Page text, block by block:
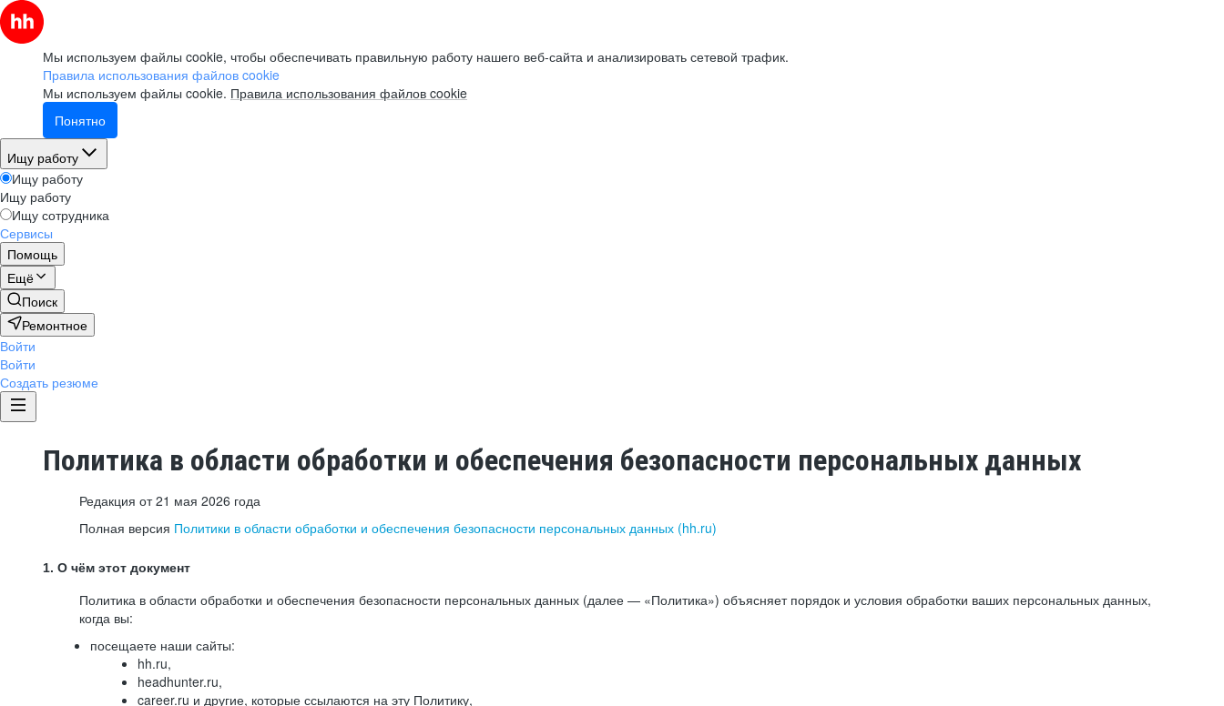
Мы используем файлы cookie, чтобы обеспечивать правильную работу нашего веб-сайта и анализировать сетевой трафик.
Правила использования файлов cookie
Мы используем файлы cookie. Правила использования файлов cookie
Понятно
Ищу работу
Ищу работу
Ищу работу
Ищу сотрудника
Сервисы
Помощь
Ещё
Поиск
Ремонтное
Войти
Войти
Создать резюме
Политика в области обработки и обеспечения безопасности персональных данных
Редакция от 21 мая 2026 года
Полная версия Политики в области обработки и обеспечения безопасности персональных данных (hh.ru)
1. О чём этот документ
Политика в области обработки и обеспечения безопасности персональных данных (далее — «Политика») объясняет порядок и условия обработки ваших персональных данных,
когда вы:
посещаете наши сайты:
hh.ru,
headhunter.ru,
career.ru и другие, которые ссылаются на эту Политику,